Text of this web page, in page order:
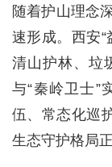
随着护山理念
速形成。西安
清山护林、垃
与“秦岭卫士”
伍、常态化巡
生态守护格局